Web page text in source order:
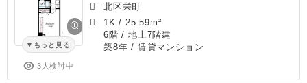
もっと見る
3人検討中
北区栄町
1K / 25.59m²
6階 / 地上7階建
築8年 / 賃貸マンション